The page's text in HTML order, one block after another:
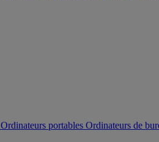
Ordinateurs portables Ordinateurs de